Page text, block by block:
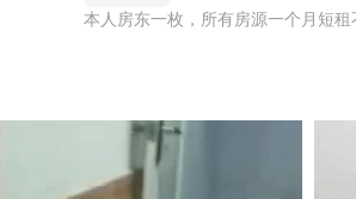
本人房东一枚，所有房源一个月短